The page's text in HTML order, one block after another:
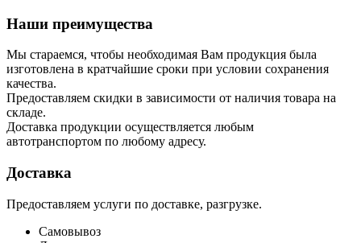
Наши преимущества
Мы стараемся, чтобы необходимая Вам продукция была
изготовлена в кратчайшие сроки при условии сохранения
качества.
Предоставляем скидки в зависимости от наличия товара на
складе.
Доставка продукции осуществляется любым
автотранспортом по любому адресу.
Доставка
Предоставляем услуги по доставке, разгрузке.
Самовывоз